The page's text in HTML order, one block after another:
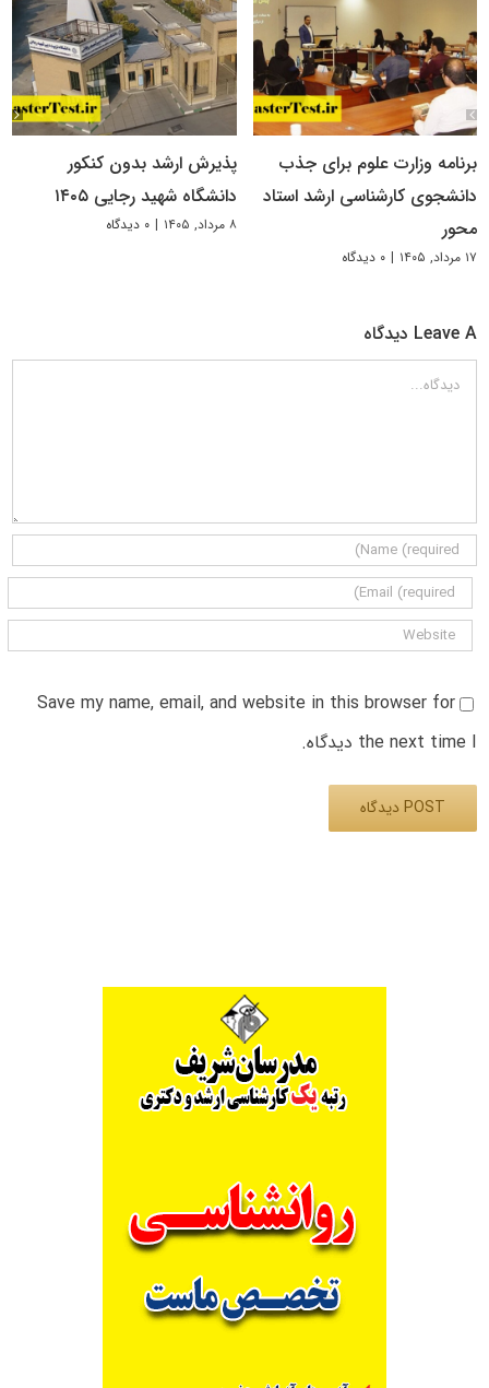
برنامه وزارت علوم برای جذب
دانشجوی کارشناسی ارشد استاد
محور
۱۷ مرداد, ۱۴۰۵ | ۰ دیدگاه
پذیرش ارشد بدون کنکور
دانشگاه شهید رجایی ۱۴۰۵
۸ مرداد, ۱۴۰۵ | ۰ دیدگاه
Leave A دیدگاه
دیدگاه
Save my name, email, and website in this browser for
the next time I دیدگاه.